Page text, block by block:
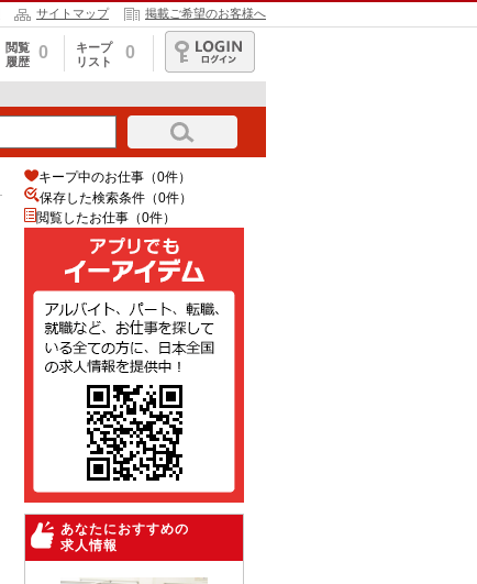
サイトマップ 掲載ご希望のお客様へ
閲覧
履歴
0
キープ
リスト
0
ログイン
キープ中のお仕事（0件）
保存した検索条件（0件）
閲覧したお仕事（0件）
あなたにおすすめの
求人情報